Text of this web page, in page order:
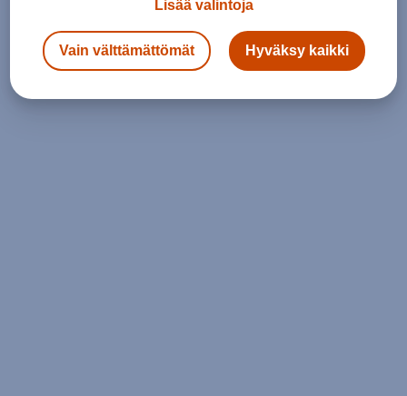
Lisää valintoja
Vain välttämättömät Hyväksy kaikki